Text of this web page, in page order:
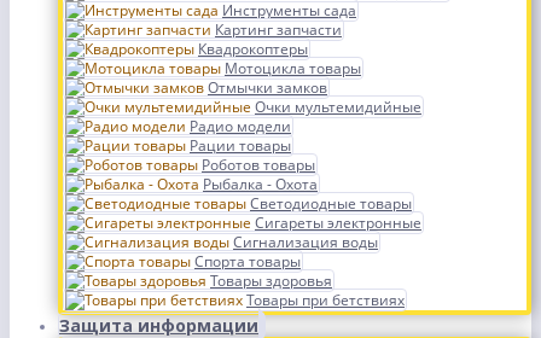
Инструменты сада
Картинг запчасти
Квадрокоптеры
Мотоцикла товары
Отмычки замков
Очки мультемидийные
Радио модели
Рации товары
Роботов товары
Рыбалка - Охота
Светодиодные товары
Сигареты электронные
Сигнализация воды
Спорта товары
Товары здоровья
Товары при бетствиях
Защита информации